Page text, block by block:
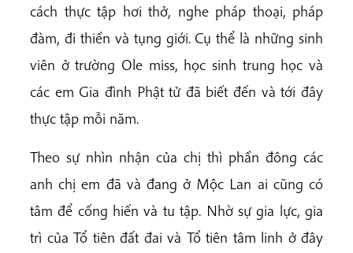
cách thực tập hơi thở, nghe pháp thoại, pháp
đàm, đi thiền và tụng giới. Cụ thể là những sinh
viên ở trường Ole miss, học sinh trung học và
các em Gia đình Phật tử đã biết đến và tới đây
thực tập mỗi năm.
Theo sự nhìn nhận của chị thì phần đông các
anh chị em đã và đang ở Mộc Lan ai cũng có
tâm để cống hiến và tu tập. Nhờ sự gia lực, gia
trì của Tổ tiên đất đai và Tổ tiên tâm linh ở đây